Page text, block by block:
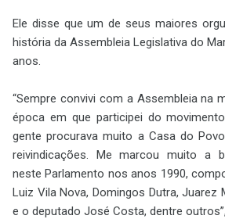
Ele disse que um de seus maiores
história da Assembleia Legislativa do
anos.
“Sempre convivi com a Assembleia na
época em que participei do
gente procurava muito a Casa do
reivindicações. Me marcou muito a
neste Parlamento nos anos 1990,
Luiz Vila Nova, Domingos Dutra, Juarez
e o deputado José Costa, dentre